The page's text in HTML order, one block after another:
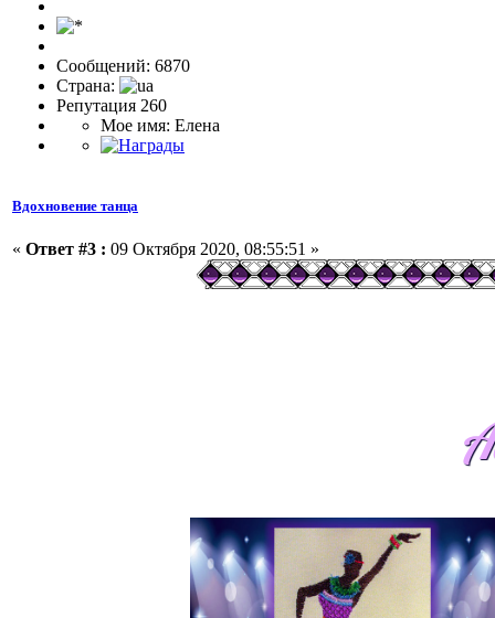
Сообщений: 6870
Страна:
Репутация 260
Мое имя: Елена
Вдохновение танца
« Ответ #3 : 09 Октября 2020, 08:55:51 »